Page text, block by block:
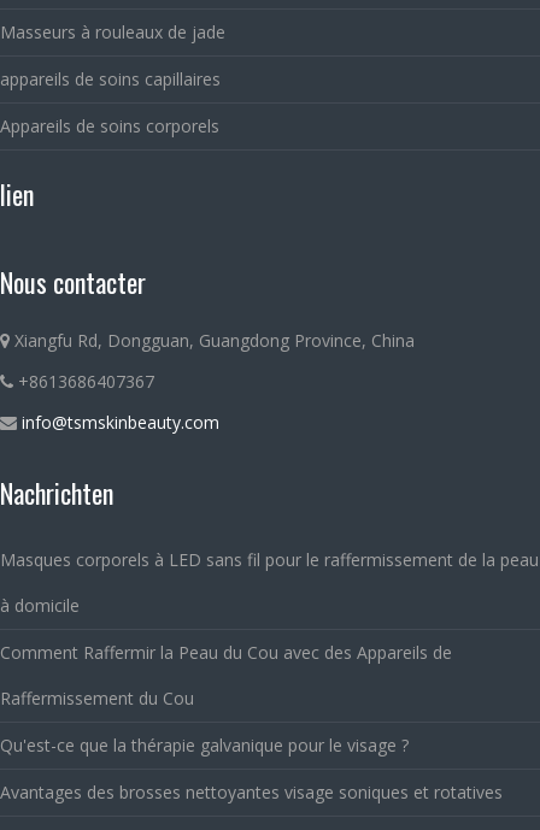
Masseurs à rouleaux de jade
appareils de soins capillaires
Appareils de soins corporels
lien
Nous contacter
Xiangfu Rd, Dongguan, Guangdong Province, China
+8613686407367
info@tsmskinbeauty.com
Nachrichten
Masques corporels à LED sans fil pour le raffermissement de la peau
à domicile
Comment Raffermir la Peau du Cou avec des Appareils de
Raffermissement du Cou
Qu'est-ce que la thérapie galvanique pour le visage ?
Avantages des brosses nettoyantes visage soniques et rotatives